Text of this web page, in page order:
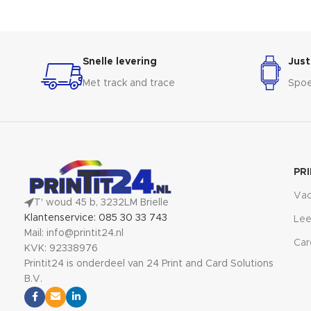
badmatten de perfecte finishing touch voor je
badkamer inrichting.
bonnen en
Snelle levering
Met track and trace
T' woud 45 b, 3232LM Brielle
Klantenservice: 085 30 33 743
Mail: info@printit24.nl
KVK: 92338976
Printit24 is onderdeel van 24 Print and Card Solutions
B.V.